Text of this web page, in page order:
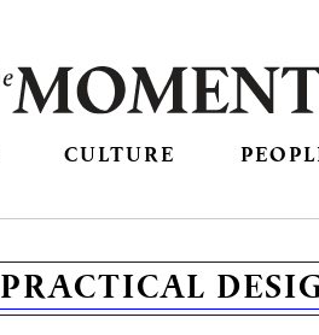
CULTURE
PRACTICAL